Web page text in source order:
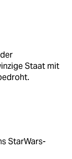
Staat mit
StarWars-